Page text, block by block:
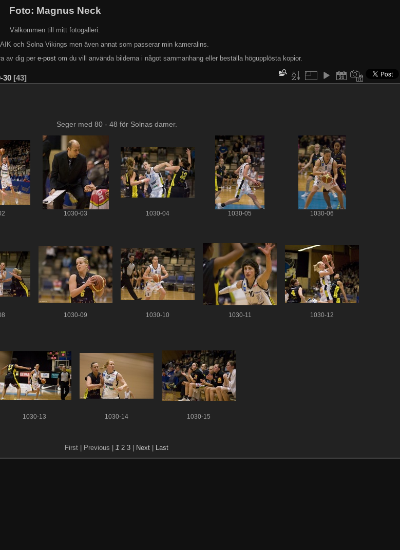
Foto: Magnus Neck
Välkommen till mitt fotogalleri.
och Solna Vikings men även annat som passerar min kameralins.
av dig per e-post om du vill använda bilderna i något sammanhang eller beställa högupplösta kopior.
30 43
Seger med 80 - 48 för Solnas damer.
1030-03 1030-04 1030-05 1030-06
1030-09 1030-10 1030-11 1030-12
1030-13 1030-14 1030-15
First | Previous | 1 2 3 Next Last